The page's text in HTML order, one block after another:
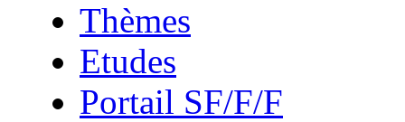
Thèmes
Etudes
Portail SF/F/F